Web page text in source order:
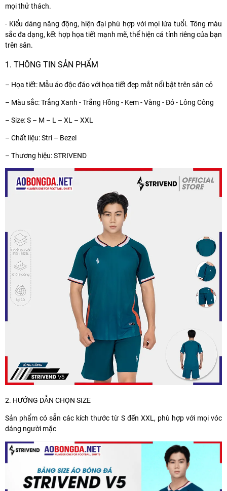
mọi thử thách.
️- Kiểu dáng năng động, hiện đại phù hợp với mọi lứa tuổi. Tông màu
sắc đa dạng, kết hợp họa tiết mạnh mẽ, thể hiện cá tính riêng của bạn
trên sân.
1. THÔNG TIN SẢN PHẨM
– Họa tiết: Mẫu áo độc đáo với họa tiết đẹp mắt nổi bật trên sân cỏ
– Màu sắc: Trắng Xanh - Trắng Hồng - Kem - Vàng - Đỏ - Lông Công
– Size: S – M – L – XL – XXL
– Chất liệu: Stri – Bezel
– Thương hiệu: STRIVEND
2. HƯỚNG DẪN CHỌN SIZE
Sản phẩm có sẵn các kích thước từ S đến XXL, phù hợp với mọi vóc
dáng người mặc